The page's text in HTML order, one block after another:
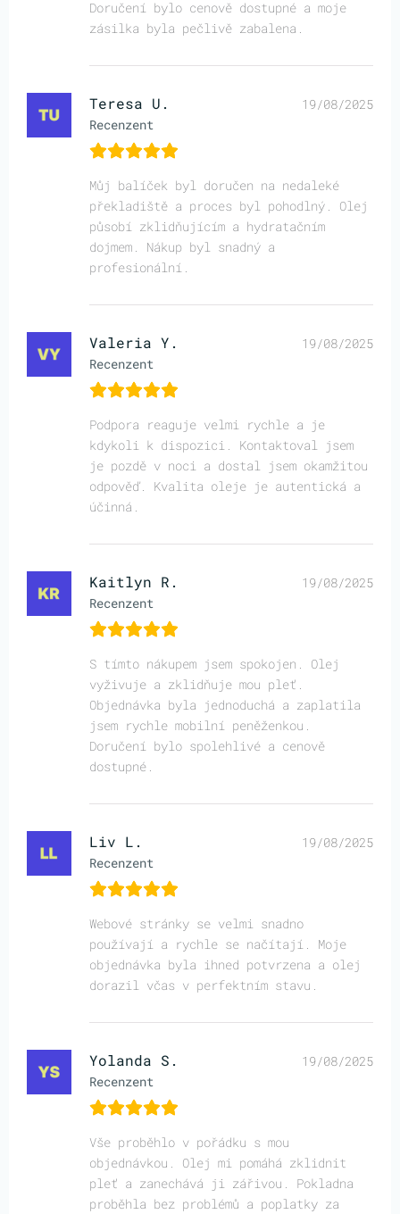
Doručení bylo cenově dostupné a moje
zásilka byla pečlivě zabalena.
Teresa U.
Recenzent
19/08/2025
Můj balíček byl doručen na nedaleké
překladiště a proces byl pohodlný. Olej
působí zklidňujícím a hydratačním
dojmem. Nákup byl snadný a
profesionální.
Valeria Y.
Recenzent
19/08/2025
Podpora reaguje velmi rychle a je
kdykoli k dispozici. Kontaktoval jsem
je pozdě v noci a dostal jsem okamžitou
odpověď. Kvalita oleje je autentická a
účinná.
Kaitlyn R.
Recenzent
19/08/2025
S tímto nákupem jsem spokojen. Olej
vyživuje a zklidňuje mou pleť.
Objednávka byla jednoduchá a zaplatila
jsem rychle mobilní peněženkou.
Doručení bylo spolehlivé a cenově
dostupné.
Liv L.
Recenzent
19/08/2025
Webové stránky se velmi snadno
používají a rychle se načítají. Moje
objednávka byla ihned potvrzena a olej
dorazil včas v perfektním stavu.
Yolanda S.
Recenzent
19/08/2025
Vše proběhlo v pořádku s mou
objednávkou. Olej mi pomáhá zklidnit
pleť a zanechává ji zářivou. Pokladna
proběhla bez problémů a poplatky za